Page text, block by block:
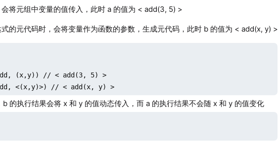
将元组中变量的值传入，此时 a 的值为 < add(3, 5) >
的元代码时，会将变量作为函数的参数，生成元代码，此时 b 的值为 < add(x, y) >
(x,y)) // < add(3, 5) >
<(x,y)>) // < add(x, y) >
的执行结果会将 x 和 y 的值动态传入，而 a 的执行结果不会随 x 和 y 的值变化